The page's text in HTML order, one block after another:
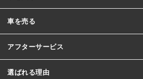
車を売る
アフターサービス
選ばれる理由